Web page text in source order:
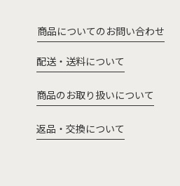
商品についてのお問い合わせ
配送・送料について
商品のお取り扱いについて
返品・交換について